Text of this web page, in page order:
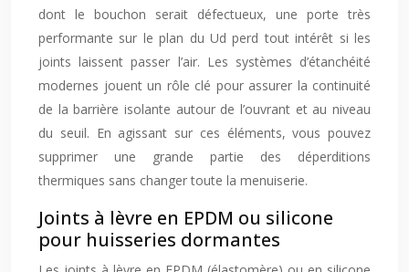
dont le bouchon serait défectueux, une porte très
performante sur le plan du Ud perd tout intérêt si les
joints laissent passer l’air. Les systèmes d’étanchéité
modernes jouent un rôle clé pour assurer la continuité
de la barrière isolante autour de l’ouvrant et au niveau
du seuil. En agissant sur ces éléments, vous pouvez
supprimer une grande partie des déperditions
thermiques sans changer toute la menuiserie.
Joints à lèvre en EPDM ou silicone
pour huisseries dormantes